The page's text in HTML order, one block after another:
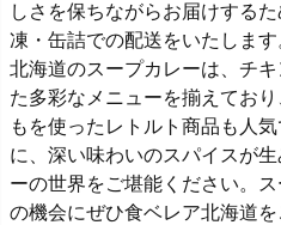
しさを保ちながらお届けする
凍・缶詰での配送をいたします
北海道のスープカレーは、チ
た多彩なメニューを揃えてお
もを使ったレトルト商品も人
に、深い味わいのスパイスが
ーの世界をご堪能ください。
の機会にぜひ食ベレア北海道を